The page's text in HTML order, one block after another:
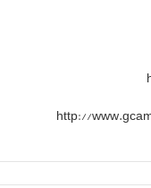
http://